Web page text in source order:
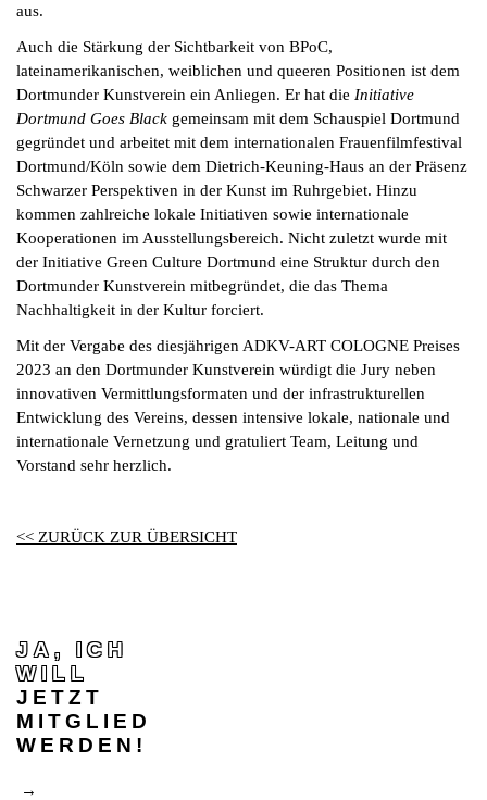
aus.
Auch die Stärkung der Sichtbarkeit von BPoC,
lateinamerikanischen, weiblichen und queeren Positionen ist dem
Dortmunder Kunstverein ein Anliegen. Er hat die Initiative
Dortmund Goes Black gemeinsam mit dem Schauspiel Dortmund
gegründet und arbeitet mit dem internationalen Frauenfilmfestival
Dortmund/Köln sowie dem Dietrich-Keuning-Haus an der Präsenz
Schwarzer Perspektiven in der Kunst im Ruhrgebiet. Hinzu
kommen zahlreiche lokale Initiativen sowie internationale
Kooperationen im Ausstellungsbereich. Nicht zuletzt wurde mit
der Initiative Green Culture Dortmund eine Struktur durch den
Dortmunder Kunstverein mitbegründet, die das Thema
Nachhaltigkeit in der Kultur forciert.
Mit der Vergabe des diesjährigen ADKV-ART COLOGNE Preises
2023 an den Dortmunder Kunstverein würdigt die Jury neben
innovativen Vermittlungsformaten und der infrastrukturellen
Entwicklung des Vereins, dessen intensive lokale, nationale und
internationale Vernetzung und gratuliert Team, Leitung und
Vorstand sehr herzlich.
<< ZURÜCK ZUR ÜBERSICHT
JA, ICH
WILL
JETZT
MITGLIED
WERDEN!